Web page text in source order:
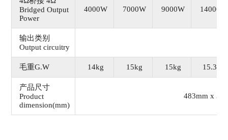
Bridged Output
Power
4000W 7000W 9000W 14000W
输出类别
Output circuitry
毛重G.W 14kg 15kg 15kg 15.3kg
产品尺寸
Product
dimension(mm)
483mm x